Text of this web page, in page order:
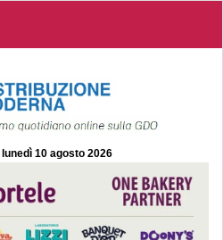
lunedì 10 agosto 2026